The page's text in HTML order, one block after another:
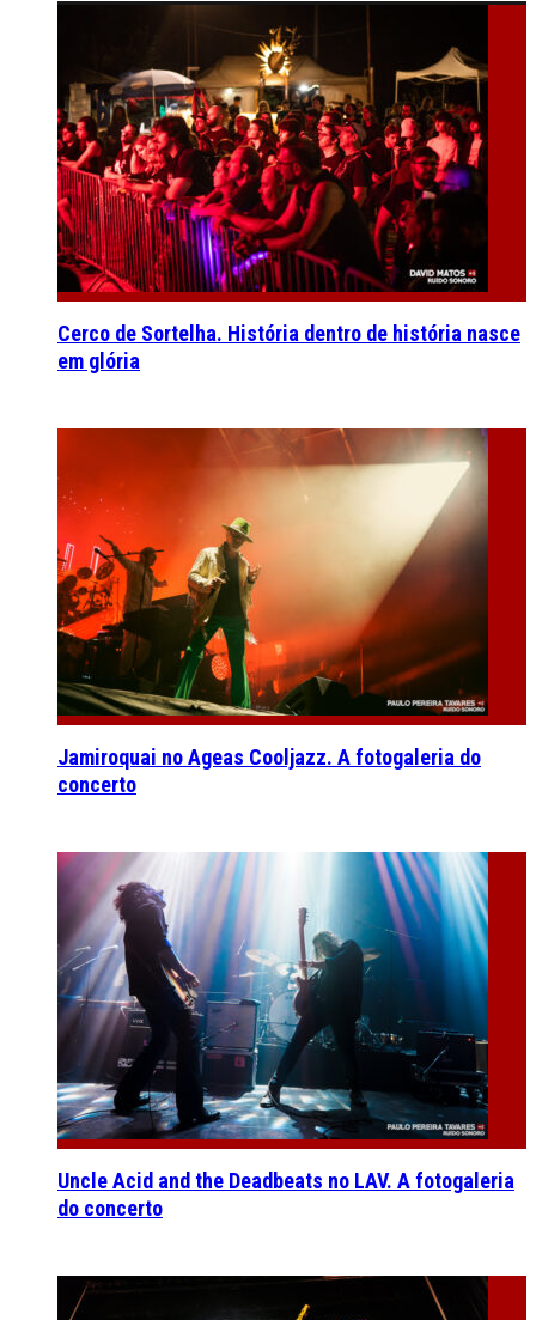
Cerco de Sortelha. História dentro de história nasce
em glória
Jamiroquai no Ageas Cooljazz. A fotogaleria do
concerto
Uncle Acid and the Deadbeats no LAV. A fotogaleria
do concerto